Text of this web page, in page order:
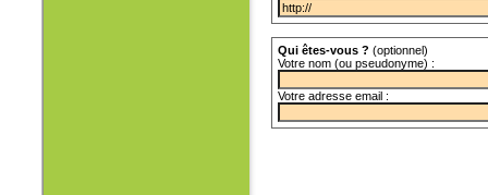
Qui êtes-vous ? (optionnel)
Votre nom (ou pseudonyme) :
Votre adresse email :